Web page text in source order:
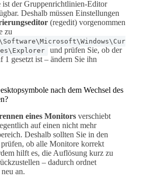
ist der Gruppenrichtlinien-Editor
Deshalb müssen Einstellungen
(regedit) vorgenommen
zu
und prüfen Sie, ob der
1 gesetzt ist – ändern Sie ihn
nach dem Wechsel des
eines Monitors verschiebt
auf einen nicht mehr
Deshalb sollten Sie in den
prüfen, ob alle Monitore korrekt
hilft es, die Auflösung kurz zu
– dadurch ordnet
an.